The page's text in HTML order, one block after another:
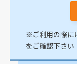
※ご利用の際に
をご確認下さい